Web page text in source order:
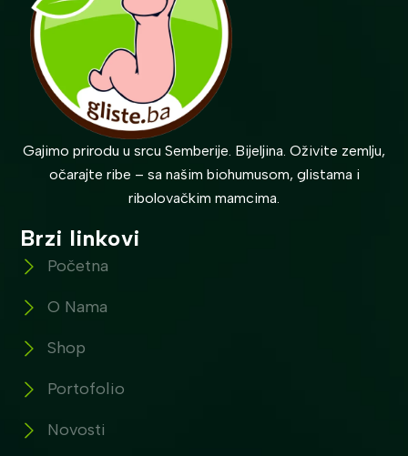
Gajimo prirodu u srcu Semberije. Bijeljina. Oživite zemlju,
očarajte ribe – sa našim biohumusom, glistama i
ribolovačkim mamcima.
Brzi linkovi
Početna
O Nama
Shop
Portofolio
Novosti